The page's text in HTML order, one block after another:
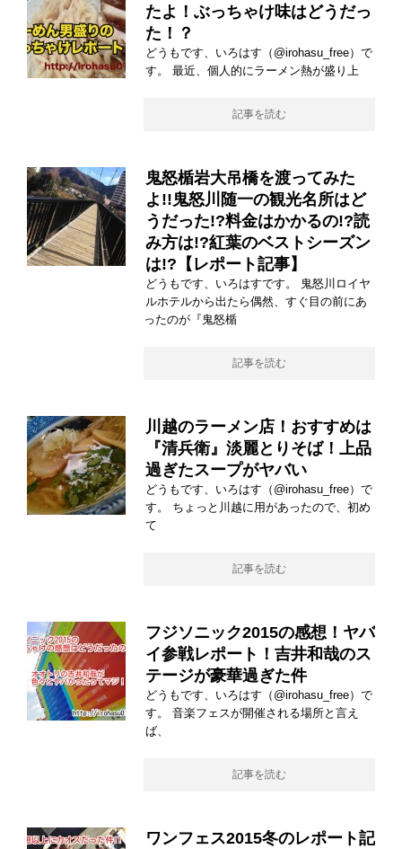
たよ！ぶっちゃけ味はどうだっ
た！？
どうもです、いろはす（@irohasu_free）で
す。 最近、個人的にラーメン熱が盛り上
記事を読む
鬼怒楯岩大吊橋を渡ってみた
よ!!鬼怒川随一の観光名所はど
うだった!?料金はかかるの!?読
み方は!?紅葉のベストシーズン
は!?【レポート記事】
どうもです、いろはすです。 鬼怒川ロイヤ
ルホテルから出たら偶然、すぐ目の前にあ
ったのが『鬼怒楯
記事を読む
川越のラーメン店！おすすめは
『清兵衛』淡麗とりそば！上品
過ぎたスープがヤバい
どうもです、いろはす（@irohasu_free）で
す。 ちょっと川越に用があったので、初め
て
記事を読む
フジソニック2015の感想！ヤバ
イ参戦レポート！吉井和哉のス
テージが豪華過ぎた件
どうもです、いろはす（@irohasu_free）で
す。 音楽フェスが開催される場所と言え
ば、
記事を読む
ワンフェス2015冬のレポート記